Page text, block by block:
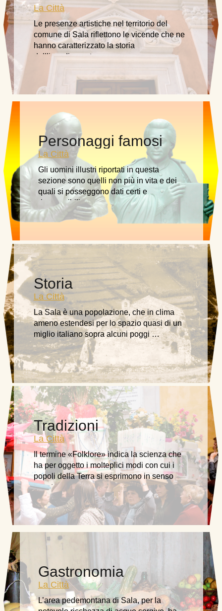
La Città
Le presenze artistiche nel territorio del
comune di Sala riflettono le vicende che ne
hanno caratterizzato la storia
dell’insediamento umano.
Personaggi famosi
La Città
Gli uomini illustri riportati in questa
sezione sono quelli non più in vita e dei
quali si posseggono dati certi e
riconoscibili.
Storia
La Città
La Sala è una popolazione, che in clima
ameno estendesi per lo spazio quasi di un
miglio italiano sopra alcuni poggi …
Tradizioni
La Città
Il termine «Folklore» indica la scienza che
ha per oggetto i molteplici modi con cui i
popoli della Terra si esprimono in senso
spontaneo ….
Gastronomia
La Città
L’area pedemontana di Sala, per la